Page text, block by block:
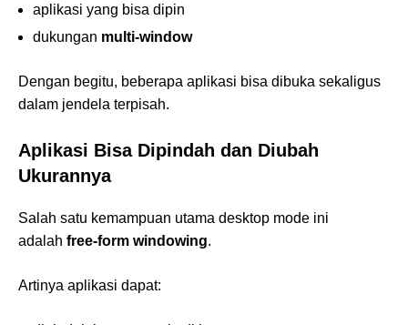
aplikasi yang bisa dipin
dukungan multi-window
Dengan begitu, beberapa aplikasi bisa dibuka sekaligus
dalam jendela terpisah.
Aplikasi Bisa Dipindah dan Diubah
Ukurannya
Salah satu kemampuan utama desktop mode ini
adalah free-form windowing.
Artinya aplikasi dapat: